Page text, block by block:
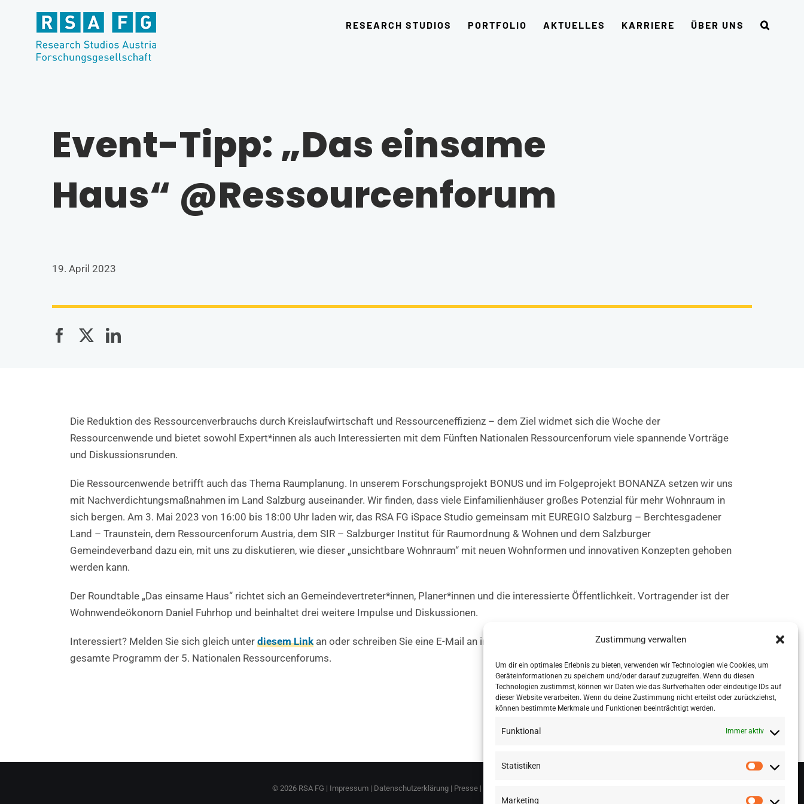
Zustimmung verwalten
Um dir ein optimales Erlebnis zu bieten, verwenden wir Technologien wie Cookies, um
Geräteinformationen zu speichern und/oder darauf zuzugreifen. Wenn du diesen
Technologien zustimmst, können wir Daten wie das Surfverhalten oder eindeutige IDs auf
dieser Website verarbeiten. Wenn du deine Zustimmung nicht erteilst oder zurückziehst,
können bestimmte Merkmale und Funktionen beeinträchtigt werden.
Funktional Immer aktiv
Statistiken
Marketing
springen
RESEARCH STUDIOS PORTFOLIO AKTUELLES KARRIERE ÜBER UNS
Event-Tipp: „Das einsame
Haus“ @Ressourcenforum
19. April 2023
Die Reduktion des Ressourcenverbrauchs durch Kreislaufwirtschaft und Ressourceneffizienz – dem Ziel widmet sich die Woche der
Ressourcenwende und bietet sowohl Expert*innen als auch Interessierten mit dem Fünften Nationalen Ressourcenforum viele spannende Vorträge
und Diskussionsrunden.
Die Ressourcenwende betrifft auch das Thema Raumplanung. In unserem Forschungsprojekt BONUS und im Folgeprojekt BONANZA setzen wir uns
mit Nachverdichtungsmaßnahmen im Land Salzburg auseinander. Wir finden, dass viele Einfamilienhäuser großes Potenzial für mehr Wohnraum in
sich bergen. Am 3. Mai 2023 von 16:00 bis 18:00 Uhr laden wir, das RSA FG iSpace Studio gemeinsam mit EUREGIO Salzburg – Berchtesgadener
Land – Traunstein, dem Ressourcenforum Austria, dem SIR – Salzburger Institut für Raumordnung & Wohnen und dem Salzburger
Gemeindeverband dazu ein, mit uns zu diskutieren, wie dieser „unsichtbare Wohnraum“ mit neuen Wohnformen und innovativen Konzepten gehoben
werden kann.
Der Roundtable „Das einsame Haus“ richtet sich an Gemeindevertreter*innen, Planer*innen und die interessierte Öffentlichkeit. Vortragender ist der
Wohnwendeökonom Daniel Fuhrhop und beinhaltet drei weitere Impulse und Diskussionen.
Interessiert? Melden Sie sich gleich unter diesem Linkan oder schreiben Sie eine E-Mail an info@ressourcenforum.at.Hierfinden Sie auch das
gesamte Programm der 5. Nationalen Ressourcenforums.
© 2026 RSA FG | Impressum | Datenschutzerklärung | Presse |